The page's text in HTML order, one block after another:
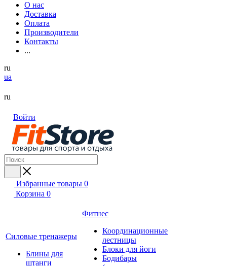
О нас
Доставка
Оплата
Производители
Контакты
...
ru
ua
ru
Войти
Избранные товары 0
Корзина 0
Силовые тренажеры
Блины для
штанги
Фитнес
Координационные
лестницы
Блоки для йоги
Бодибары